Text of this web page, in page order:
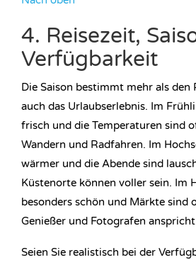
4. Reisezeit,
Verfügbarkeit
Die Saison bestimmt mehr als den
auch das Urlaubserlebnis. Im
frisch und die Temperaturen sind
Wandern und Radfahren. Im
wärmer und die Abende sind
Küstenorte können voller sein. Im
besonders schön und Märkte sind
Genießer und Fotografen
Seien Sie realistisch bei der